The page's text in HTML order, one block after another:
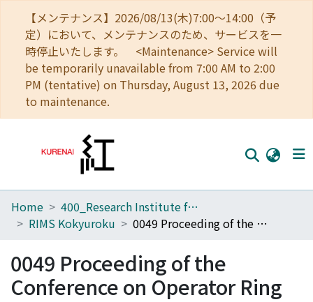
【メンテナンス】2026/08/13(木)7:00～14:00（予
定）において、メンテナンスのため、サービスを一
時停止いたします。 <Maintenance> Service will
be temporarily unavailable from 7:00 AM to 2:00
PM (tentative) on Thursday, August 13, 2026 due
to maintenance.
Home
Browse
Download Ranking
Home
400_Research Institute for Mathematical Sciences
RIMS Kokyuroku
0049 Proceeding of the Conference on Operator Ring
0049 Proceeding of the
Conference on Operator Ring